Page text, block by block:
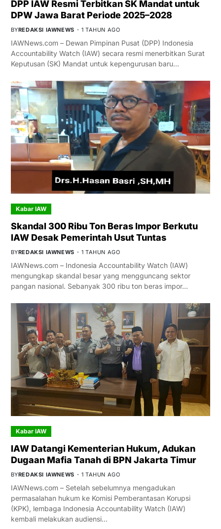
DPP IAW Resmi Terbitkan SK Mandat untuk
DPW Jawa Barat Periode 2025–2028
BYREDAKSI IAWNEWS 1 TAHUN AGO
IAWNews.com – Dewan Pimpinan Pusat (DPP) Indonesia
Accountability Watch (IAW) secara resmi menerbitkan Surat
Keputusan (SK) Mandat untuk kepengurusan baru…
Kabar IAW
Skandal 300 Ribu Ton Beras Impor Berkutu
IAW Desak Pemerintah Usut Tuntas
BYREDAKSI IAWNEWS 1 TAHUN AGO
IAWNews.com – Indonesia Accountability Watch (IAW)
mengungkap skandal besar yang mengguncang sektor
pangan nasional. Sebanyak 300 ribu ton beras impor…
Kabar IAW
IAW Datangi Kementerian Hukum, Adukan
Dugaan Mafia Tanah di BPN Jakarta Timur
BYREDAKSI IAWNEWS 1 TAHUN AGO
IAWNews.com – Setelah sebelumnya mengadukan
permasalahan hukum ke Komisi Pemberantasan Korupsi
(KPK), lembaga Indonesia Accountability Watch (IAW)
kembali melakukan audiensi…